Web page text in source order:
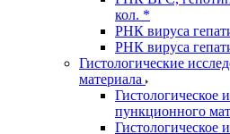
кол. *
РНК вируса
РНК вируса
Гистологические
материала
Гистологическое
пункционного
Гистологическое